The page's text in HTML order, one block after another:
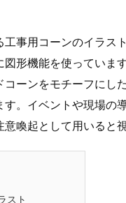
事用コーンのイラス
形機能を使っていま
ーンをモチーフにし
す。イベントや現場の
喚起として用いると
スト